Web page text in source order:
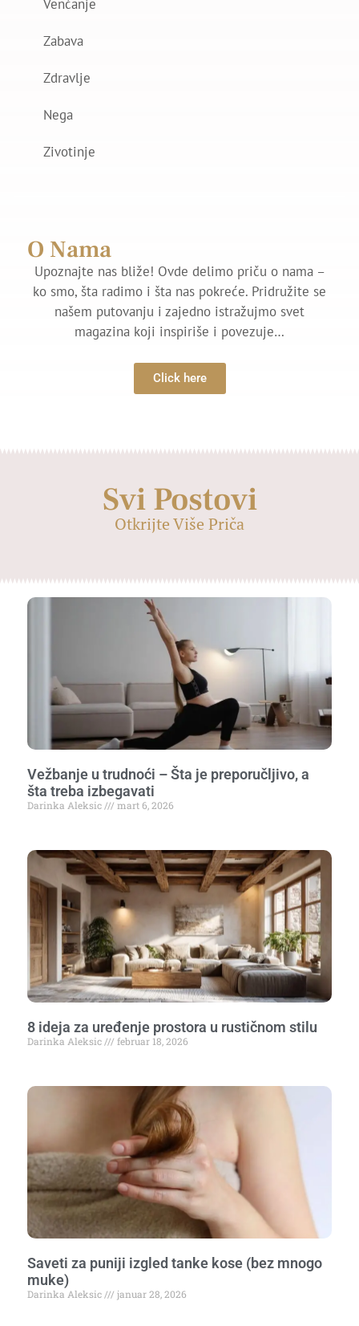
Venčanje
Zabava
Zdravlje
Nega
Zivotinje
O Nama
Upoznajte nas bliže! Ovde delimo priču o nama –
ko smo, šta radimo i šta nas pokreće. Pridružite se
našem putovanju i zajedno istražujmo svet
magazina koji inspiriše i povezuje…
Click here
Svi Postovi
Otkrijte Više Priča
Vežbanje u trudnoći – Šta je preporučljivo, a
šta treba izbegavati
Darinka Aleksic mart 6, 2026
8 ideja za uređenje prostora u rustičnom stilu
Darinka Aleksic februar 18, 2026
Saveti za puniji izgled tanke kose (bez mnogo
muke)
Darinka Aleksic januar 28, 2026